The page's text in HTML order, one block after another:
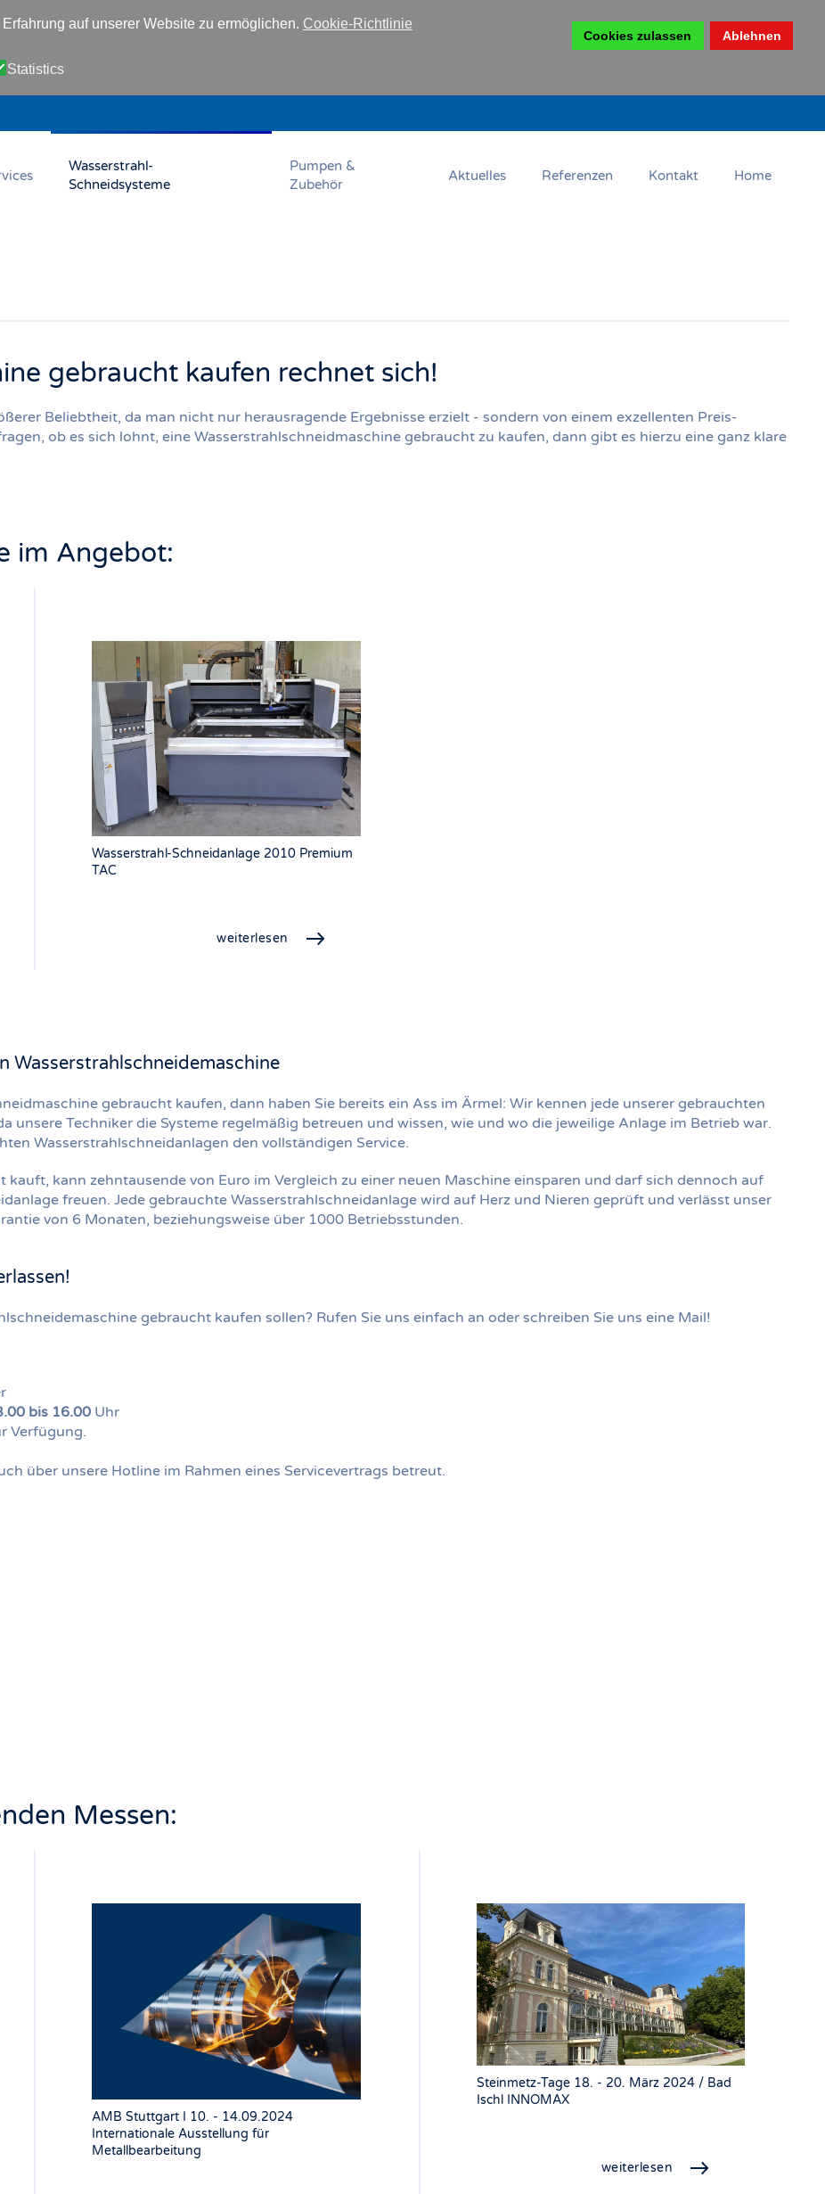
auf unserer Website zu ermöglichen. Cookie-Richtlinie
Cookies zulassen Ablehnen
Statistics
Wasserstrahl-
Schneidsysteme
Pumpen &
Zubehör
Aktuelles Referenzen Kontakt Home
gebraucht kaufen rechnet sich!
Beliebtheit, da man nicht nur herausragende Ergebnisse erzielt - sondern von einem exzellenten Preis-
ob es sich lohnt, eine Wasserstrahlschneidmaschine gebraucht zu kaufen, dann gibt es hierzu eine ganz klare
im Angebot:
Wasserstrahl-Schneidanlage 2010 Premium
TAC
weiterlesen
Wasserstrahlschneidemaschine
gebraucht kaufen, dann haben Sie bereits ein Ass im Ärmel: Wir kennen jede unserer gebrauchten
unsere Techniker die Systeme regelmäßig betreuen und wissen, wie und wo die jeweilige Anlage im Betrieb war.
Wasserstrahlschneidanlagen den vollständigen Service.
kann zehntausende von Euro im Vergleich zu einer neuen Maschine einsparen und darf sich dennoch auf
freuen. Jede gebrauchte Wasserstrahlschneidanlage wird auf Herz und Nieren geprüft und verlässt unser
von 6 Monaten, beziehungsweise über 1000 Betriebsstunden.
gebraucht kaufen sollen? Rufen Sie uns einfach an oder schreiben Sie uns eine Mail!
bis 16.00 Uhr
Verfügung.
über unsere Hotline im Rahmen eines Servicevertrags betreut.
Messen:
AMB Stuttgart I 10. - 14.09.2024
Internationale Ausstellung für
Metallbearbeitung
Steinmetz-Tage 18. - 20. März 2024 / Bad
Ischl INNOMAX
weiterlesen